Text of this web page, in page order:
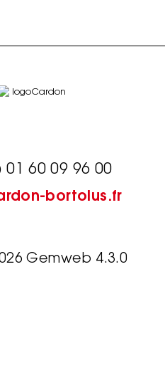
01 60 09 96 00
bortolus.fr
Gemweb 4.3.0